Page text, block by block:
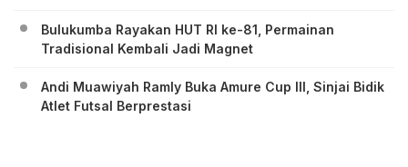
Bulukumba Rayakan HUT RI ke-81, Permainan
Tradisional Kembali Jadi Magnet
Andi Muawiyah Ramly Buka Amure Cup III, Sinjai Bidik
Atlet Futsal Berprestasi